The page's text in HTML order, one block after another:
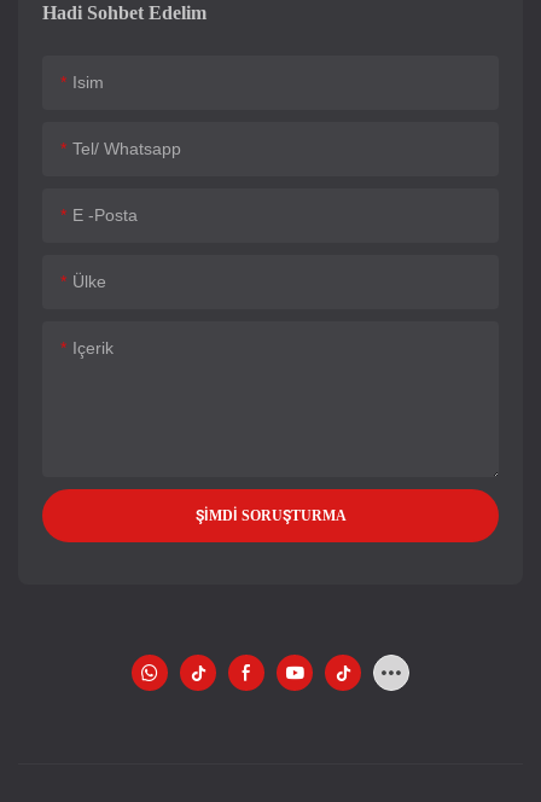
Hadi Sohbet Edelim
Isim
Tel/ Whatsapp
E -posta
Ülke
Içerik
ŞIMDI SORUŞTURMA